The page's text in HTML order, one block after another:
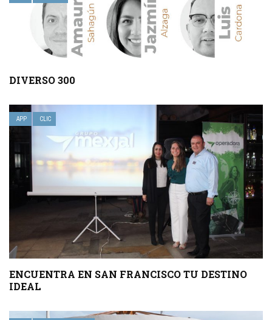
DIVERSO 300
APP CLIC
ENCUENTRA EN SAN FRANCISCO TU DESTINO
IDEAL